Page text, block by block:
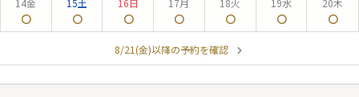
14金 15土 16日 17月 18火 19水 20木
8/21(金)以降の予約を確認